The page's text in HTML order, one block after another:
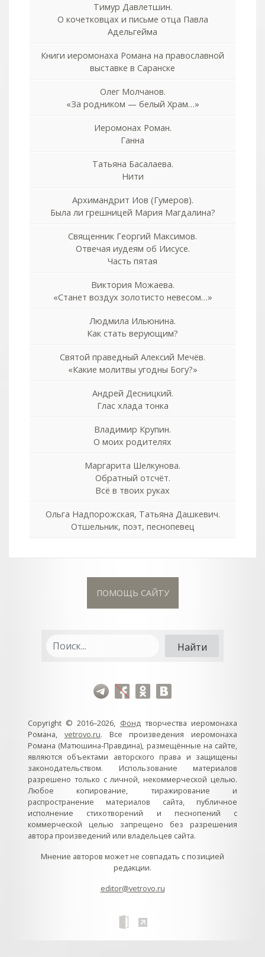
Тимур Давлетшин.
О кочетковцах и письме отца Павла
Адельгейма
Книги иеромонаха Романа на православной
выставке в Саранске
Олег Молчанов.
«За родником — белый Храм…»
Иеромонах Роман.
Ганна
Татьяна Басалаева.
Нити
Архимандрит Иов (Гумеров).
Была ли грешницей Мария Магдалина?
Священник Георгий Максимов.
Отвечая иудеям об Иисусе.
Часть пятая
Виктория Можаева.
«Станет воздух золотисто невесом…»
Людмила Ильюнина.
Как стать верующим?
Святой праведный Алексий Мечёв.
«Какие молитвы угодны Богу?»
Андрей Десницкий.
Глас хлада тонка
Владимир Крупин.
О моих родителях
Маргарита Шелкунова.
Обратный отсчёт.
Всё в твоих руках
Ольга Надпорожская, Татьяна Дашкевич.
Отшельник, поэт, песнопевец
ПОМОЩЬ САЙТУ
Copyright © 2016–2026, Фондтворчества иеромонаха
Романа, vetrovo.ru. Все произведения иеромонаха
Романа (Матюшина-Правдина), размещённые на сайте,
являются объектами авторского права и защищены
законодательством. Использование материалов
разрешено только с личной, некоммерческой целью.
Любое копирование, тиражирование и
распространение материалов сайта, публичное
исполнение стихотворений и песнопений с
коммерческой целью запрещено без разрешения
автора произведений или владельцев сайта.
Мнение авторов может не совпадать с позицией
редакции.
editor@vetrovo.ru